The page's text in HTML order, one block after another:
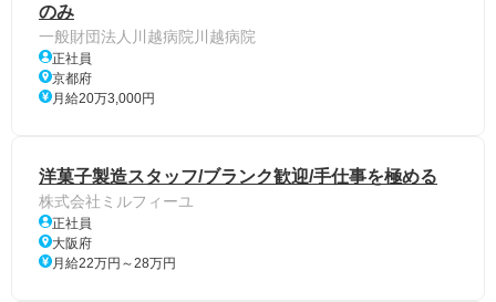
のみ
一般財団法人川越病院川越病院
正社員
京都府
月給20万3,000円
洋菓子製造スタッフ/ブランク歓迎/手仕事を極める
株式会社ミルフィーユ
正社員
大阪府
月給22万円～28万円